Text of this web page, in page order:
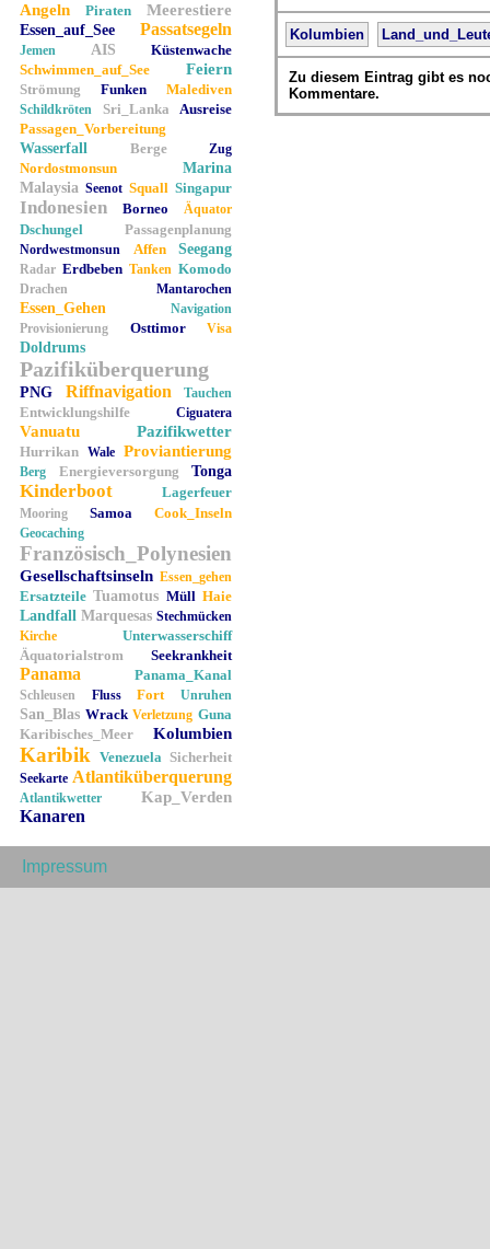
Angeln Piraten Meerestiere
Essen_auf_See Passatsegeln
Jemen AIS
Küstenwache
Schwimmen_auf_See
Feiern
Strömung Funken Malediven
Schildkröten Sri_Lanka
Ausreise
Passagen_Vorbereitung
Wasserfall
Berge Zug
Nordostmonsun
Marina
Malaysia Seenot Squall Singapur
Indonesien Borneo Äquator
Dschungel Passagenplanung
Nordwestmonsun Affen Seegang
Radar Erdbeben Tanken Komodo
Drachen Mantarochen
Essen_Gehen
Navigation
Provisionierung
Osttimor Visa
Doldrums
Pazifiküberquerung
PNG Riffnavigation Tauchen
Entwicklungshilfe Ciguatera
Vanuatu Pazifikwetter
Hurrikan Wale Proviantierung
Berg Energieversorgung Tonga
Kinderboot Lagerfeuer
Mooring Samoa Cook_Inseln
Geocaching
Französisch_Polynesien
Gesellschaftsinseln Essen_gehen
Ersatzteile Tuamotus Müll Haie
Landfall Marquesas Stechmücken
Kirche
Unterwasserschiff
Äquatorialstrom
Seekrankheit
Panama Panama_Kanal
Schleusen Fluss Fort Unruhen
San_Blas Wrack Verletzung Guna
Karibisches_Meer
Kolumbien
Karibik Venezuela Sicherheit
Seekarte Atlantiküberquerung
Atlantikwetter Kap_Verden
Kanaren
Kolumbien
Zu diesem Eintrag gibt es
Kommentare.
Impressum